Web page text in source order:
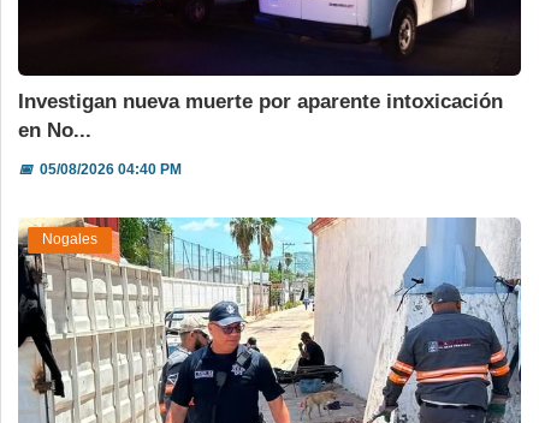
Investigan nueva muerte por aparente intoxicación
en No...
📅05/08/2026 04:40 PM
Nogales